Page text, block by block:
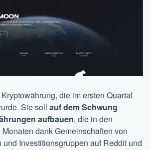
die im ersten Quartal
Sie soll auf dem Schwung
aufbauen, die in den
dank Gemeinschaften von
und Investitionsgruppen auf Reddit und